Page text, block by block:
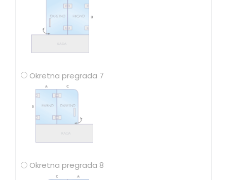
Okretna pregrada 7
Okretna pregrada 8